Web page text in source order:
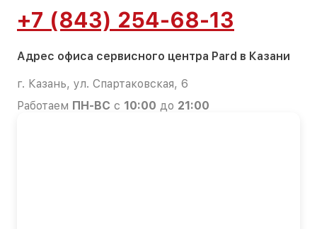
+7 (843) 254-68-13
Адрес офиса сервисного центра Pard в Казани
г. Казань, ул. Спартаковская, 6
Работаем ПН-ВС с 10:00 до 21:00